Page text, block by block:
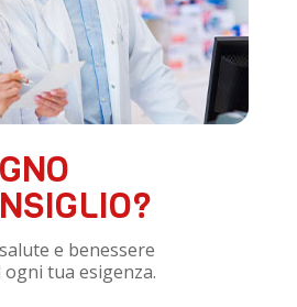
e benessere
tua esigenza.